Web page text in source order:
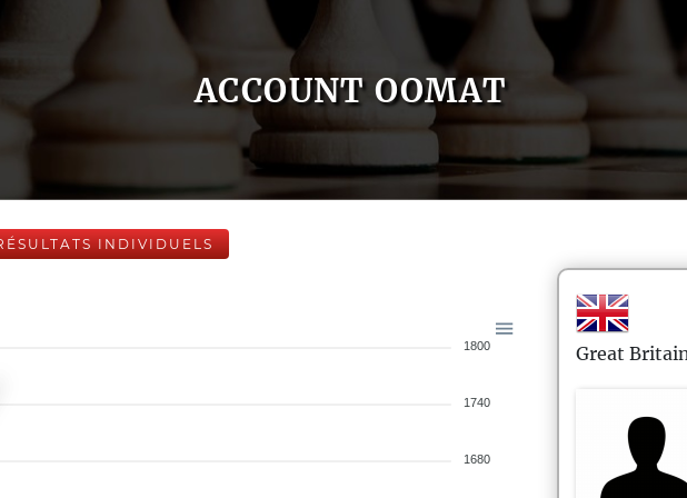
ACCOUNT OOMAT
INDIVIDUELS
1800
1740
1680
Great